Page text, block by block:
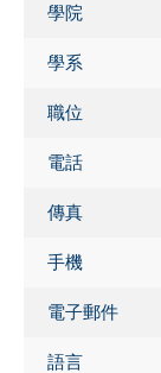
學院
學系
職位
電話
傳真
手機
電子郵件
語言